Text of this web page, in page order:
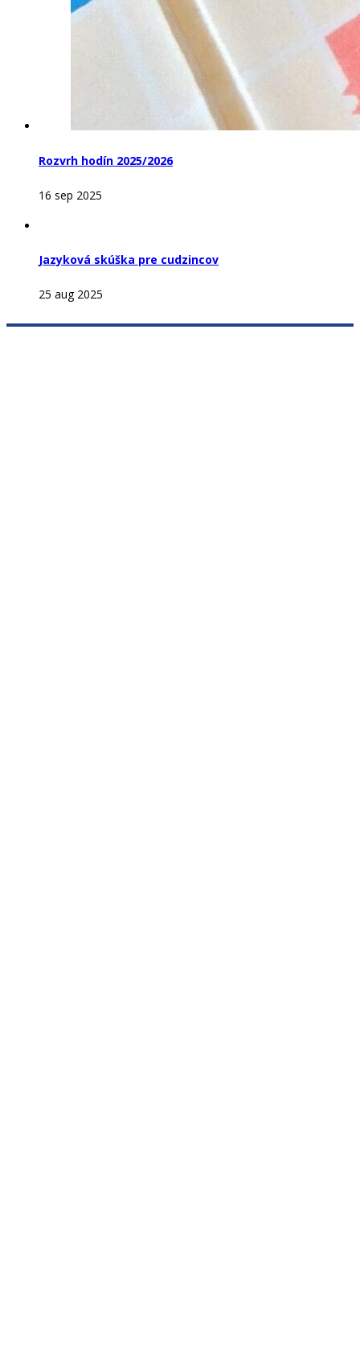
Rozvrh hodín 2025/2026
16 sep 2025
Jazyková skúška pre cudzincov
25 aug 2025